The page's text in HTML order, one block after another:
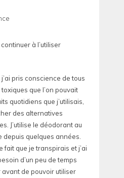
à l’utiliser
pris conscience de tous
que l’on pouvait
quotidiens que j’utilisais,
des alternatives
J’utilise le déodorant au
depuis quelques années.
fait que je transpirais et j’ai
d’un peu de temps
de pouvoir utiliser